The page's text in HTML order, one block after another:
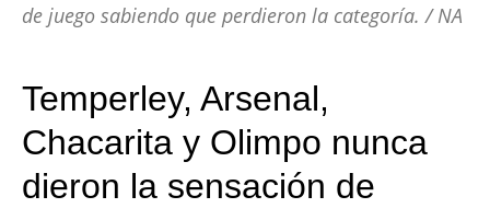
de juego sabiendo que perdieron la categoría. / NA
Temperley, Arsenal,
Chacarita y Olimpo nunca
dieron la sensación de